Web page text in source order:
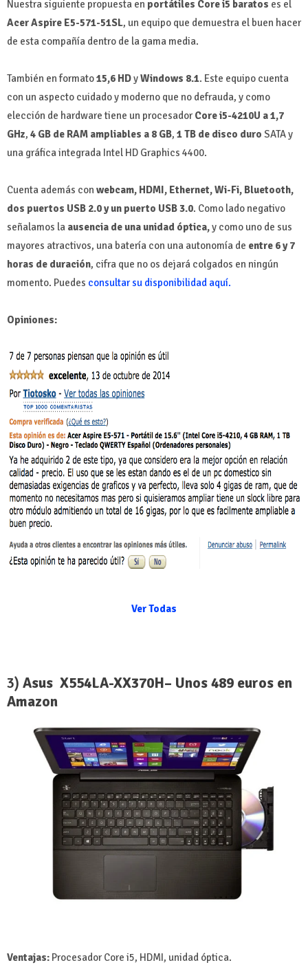
Nuestra siguiente propuesta en portátiles Core i5 baratos es el
Acer Aspire E5-571-51SL, un equipo que demuestra el buen hacer
de esta compañía dentro de la gama media.
También en formato15,6 HDyWindows 8.1. Este equipo cuenta
con un aspecto cuidado y moderno que no defrauda, y como
elección de hardware tiene un procesador Core i5-4210U a 1,7
GHz, 4 GB de RAM ampliables a 8 GB, 1 TB de disco duro SATA y
una gráfica integrada Intel HD Graphics 4400.
Cuenta además con webcam, HDMI, Ethernet, Wi-Fi, Bluetooth,
dos puertos USB 2.0 y un puerto USB 3.0. Como lado negativo
señalamos la ausencia de una unidad óptica,y como uno de sus
mayores atractivos, una batería con una autonomía de entre 6 y 7
horas de duración, cifra que no os dejará colgados en ningún
momento. Puedes consultar su disponibilidad aquí.
Opiniones:
Ver Todas
3) Asus X554LA-XX370H– Unos 489 euros en
Amazon
Ventajas: Procesador Core i5, HDMI, unidad óptica.